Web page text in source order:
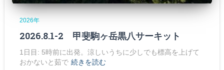
2026年
2026.8.1-2 甲斐駒ヶ岳黒八サーキット
1日目: 5時前に出発。涼しいうちに少しでも標高を上げて
おかないと茹で 続きを読む